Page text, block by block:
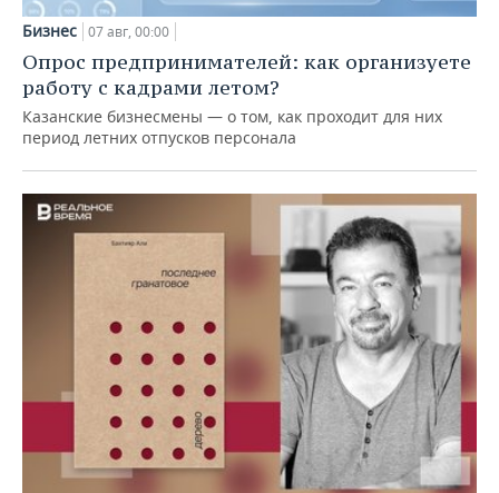
Бизнес 07 авг, 00:00
Опрос предпринимателей: как организуете
работу с кадрами летом?
Казанские бизнесмены — о том, как проходит для них
период летних отпусков персонала